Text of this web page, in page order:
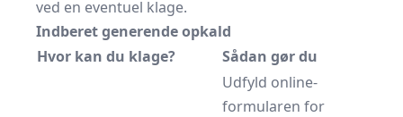
ved en eventuel klage.
Indberet generende opkald
Hvor kan du klage?
Sådan gør du
Udfyld online-
formularen for